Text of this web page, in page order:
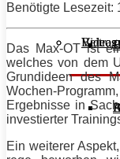
Videos
Benötigte Lesezeit:
Das Max-OT ist
welches von dem
Grundideen des
Wochen-Programm
Ergebnisse in
investierter
Ein weiterer